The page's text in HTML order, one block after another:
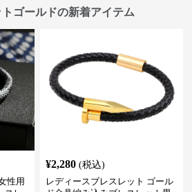
ゴールドの新着アイテム
性用
¥2,280 (税込)
レディースブレスレット ゴール